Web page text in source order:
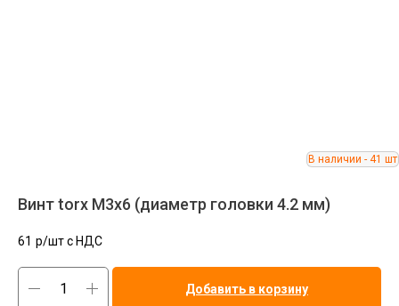
Винт torx M3x6 (диаметр головки 4.2 мм)
61 р/шт c НДС
Добавить в корзину